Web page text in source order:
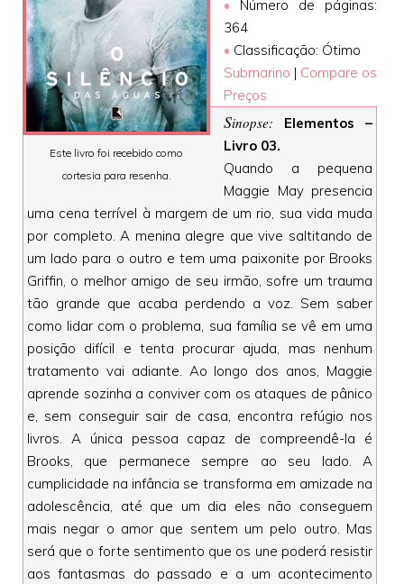
Este livro foi recebido como
cortesia para resenha.
• Número de páginas:
364
• Classificação: Ótimo
Submarino | Compare os
Preços
Sinopse:
Elementos –
Livro 03.
Quando a pequena
Maggie May presencia
uma cena terrível à margem de um rio, sua vida muda
por completo. A menina alegre que vive saltitando de
um lado para o outro e tem uma paixonite por Brooks
Griffin, o melhor amigo de seu irmão, sofre um trauma
tão grande que acaba perdendo a voz. Sem saber
como lidar com o problema, sua família se vê em uma
posição difícil e tenta procurar ajuda, mas nenhum
tratamento vai adiante. Ao longo dos anos, Maggie
aprende sozinha a conviver com os ataques de pânico
e, sem conseguir sair de casa, encontra refúgio nos
livros. A única pessoa capaz de compreendê-la é
Brooks, que permanece sempre ao seu lado. A
cumplicidade na infância se transforma em amizade na
adolescência, até que um dia eles não conseguem
mais negar o amor que sentem um pelo outro. Mas
será que o forte sentimento que os une poderá resistir
aos fantasmas do passado e a um acontecimento